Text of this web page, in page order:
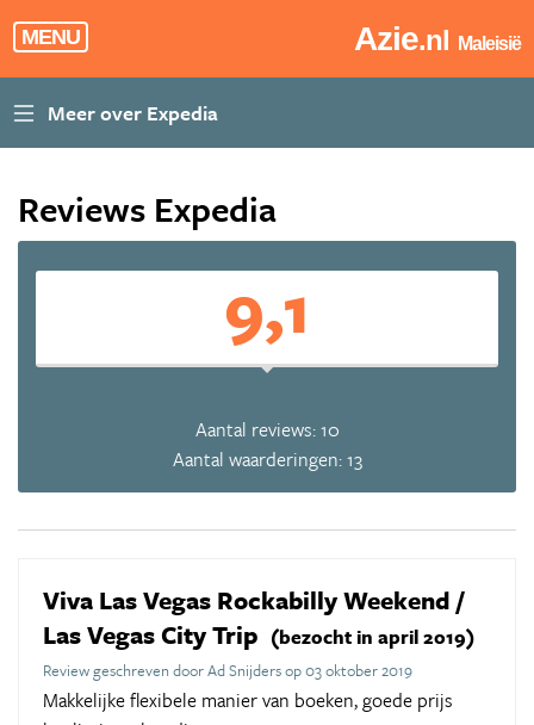
MENU Azie.nl Maleisië
Reviews Expedia
9,1
Aantal reviews: 10
Aantal waarderingen: 13
Viva Las Vegas Rockabilly Weekend /
Las Vegas City Trip (bezocht in april 2019)
Review geschreven door Ad Snijders op 03 oktober 2019
Makkelijke flexibele manier van boeken, goede prijs